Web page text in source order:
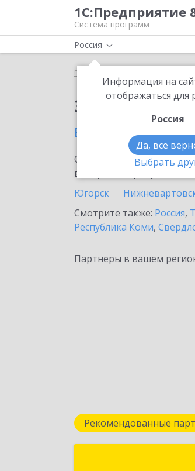
1С:Предприятие
Система программ
Россия
Информация на
отображаться для
Россия
Да, все
Выбрать
Главная
Заказать
в Новом
Ознакомьтесь с
внедрение продукта.
Югорск
Смотрите также: Россия,
Республика Коми,
Партнеры в вашем
Рекомендованные